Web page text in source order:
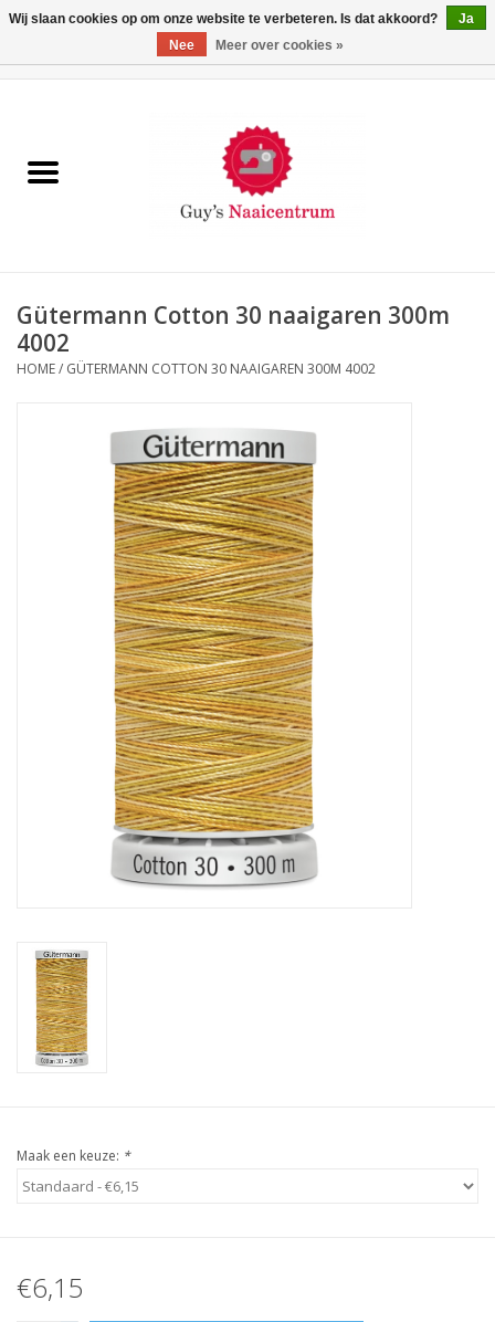
Machines
Paspoppen
Opbergsystemen
Hobby/Knutselen
Breien en haken
Sale / Coupons
Cadeaubonnen
Guy's blog
Gütermann Cotton 30 naaigaren 300m
4002
HOME/ GÜTERMANN COTTON 30 NAAIGAREN 300M 4002
Maak een keuze: *
€6,15
Wij slaan cookies op om onze website te verbeteren. Is dat akkoord?
Ja
Nee
Meer over cookies »